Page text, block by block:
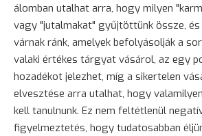
álomban utalhat arra, hogy milyen
vagy "jutalmakat" gyűjtöttünk össze,
várnak ránk, amelyek befolyásolják a
valaki értékes tárgyat vásárol, az egy
hozadékot jelezhet, míg a sikertelen
elvesztése arra utalhat, hogy
kell tanulnunk. Ez nem feltétlenül
figyelmeztetés, hogy tudatosabban